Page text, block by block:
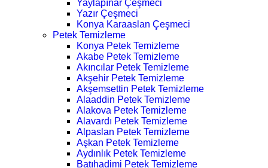
Yaylapınar Çeşmeci
Yazır Çeşmeci
Konya Karaaslan Çeşmeci
Petek Temizleme
Konya Petek Temizleme
Akabe Petek Temizleme
Akıncılar Petek Temizleme
Akşehir Petek Temizleme
Akşemsettin Petek Temizleme
Alaaddin Petek Temizleme
Alakova Petek Temizleme
Alavardı Petek Temizleme
Alpaslan Petek Temizleme
Aşkan Petek Temizleme
Aydınlık Petek Temizleme
Batıhadimi Petek Temizleme